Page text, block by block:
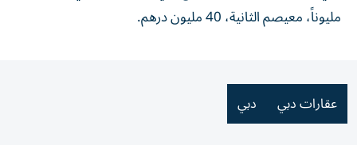
مليوناً، معيصم الثانية، 40 مليون درهم.
عقارات دبي دبي